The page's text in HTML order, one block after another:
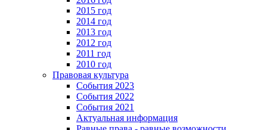
2015 год
2014 год
2013 год
2012 год
2011 год
2010 год
Правовая культура
События 2023
События 2022
События 2021
Актуальная информация